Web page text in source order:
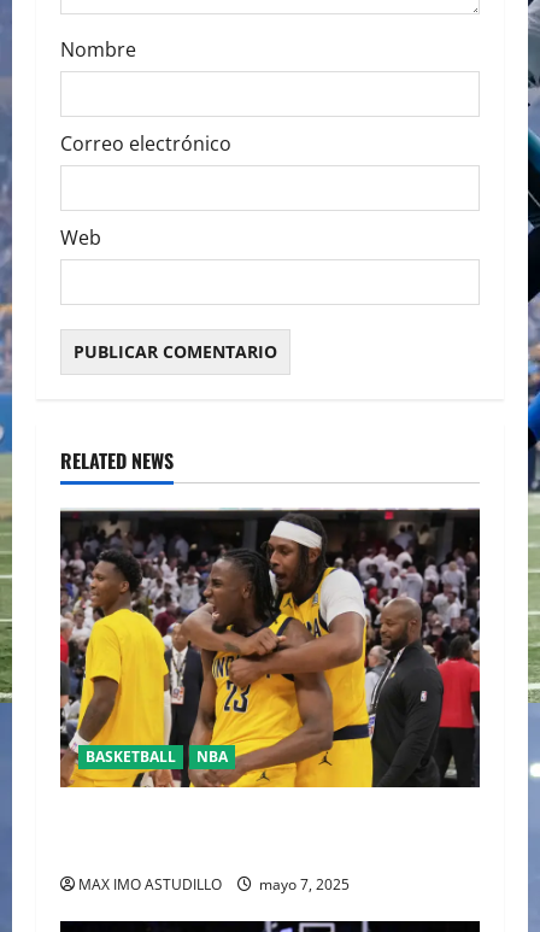
Nombre
Correo electrónico
Web
RELATED NEWS
BASKETBALL NBA
MAX IMO ASTUDILLO mayo 7, 2025